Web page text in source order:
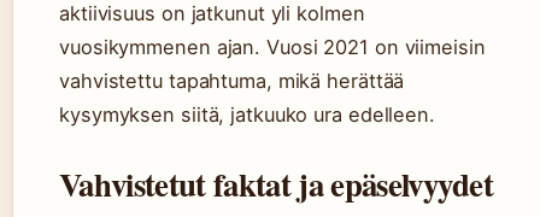
aktiivisuus on jatkunut yli kolmen
vuosikymmenen ajan. Vuosi 2021 on viimeisin
vahvistettu tapahtuma, mikä herättää
kysymyksen siitä, jatkuuko ura edelleen.
Vahvistetut faktat ja epäselvyydet